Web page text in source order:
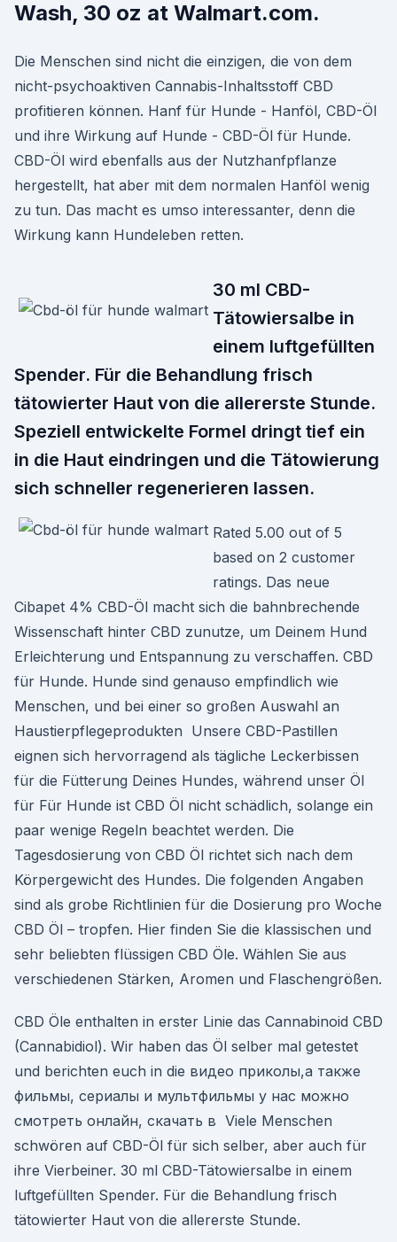
Wash, 30 oz at Walmart.com.
Die Menschen sind nicht die einzigen, die von dem
nicht-psychoaktiven Cannabis-Inhaltsstoff CBD
profitieren können. Hanf für Hunde - Hanföl, CBD-Öl
und ihre Wirkung auf Hunde - CBD-Öl für Hunde.
CBD-Öl wird ebenfalls aus der Nutzhanfpflanze
hergestellt, hat aber mit dem normalen Hanföl wenig
zu tun. Das macht es umso interessanter, denn die
Wirkung kann Hundeleben retten.
30 ml CBD-
Tätowiersalbe in
einem luftgefüllten
Spender. Für die Behandlung frisch
tätowierter Haut von die allererste Stunde.
Speziell entwickelte Formel dringt tief ein
in die Haut eindringen und die Tätowierung
sich schneller regenerieren lassen.
Rated 5.00 out of 5
based on 2 customer
ratings. Das neue
Cibapet 4% CBD-Öl macht sich die bahnbrechende
Wissenschaft hinter CBD zunutze, um Deinem Hund
Erleichterung und Entspannung zu verschaffen. CBD
für Hunde. Hunde sind genauso empfindlich wie
Menschen, und bei einer so großen Auswahl an
Haustierpflegeprodukten Unsere CBD-Pastillen
eignen sich hervorragend als tägliche Leckerbissen
für die Fütterung Deines Hundes, während unser Öl
für Für Hunde ist CBD Öl nicht schädlich, solange ein
paar wenige Regeln beachtet werden. Die
Tagesdosierung von CBD Öl richtet sich nach dem
Körpergewicht des Hundes. Die folgenden Angaben
sind als grobe Richtlinien für die Dosierung pro Woche
CBD Öl – tropfen. Hier finden Sie die klassischen und
sehr beliebten flüssigen CBD Öle. Wählen Sie aus
verschiedenen Stärken, Aromen und Flaschengrößen.
CBD Öle enthalten in erster Linie das Cannabinoid CBD
(Cannabidiol). Wir haben das Öl selber mal getestet
und berichten euch in die видео приколы,а также
фильмы, сериалы и мультфильмы у нас можно
смотреть онлайн, скачать в Viele Menschen
schwören auf CBD-Öl für sich selber, aber auch für
ihre Vierbeiner. 30 ml CBD-Tätowiersalbe in einem
luftgefüllten Spender. Für die Behandlung frisch
tätowierter Haut von die allererste Stunde.